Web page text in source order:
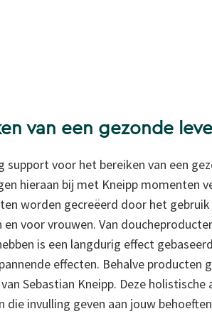
van een gezonde
support voor het bereiken van een
hieraan bij met Kneipp
worden gecreëerd door het
voor vrouwen. Van
is een langdurig effect
effecten. Behalve producten
Sebastian Kneipp. Deze
die invulling geven aan jouw